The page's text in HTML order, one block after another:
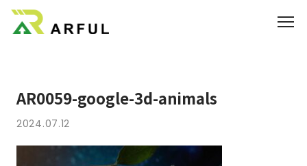
AR0059-google-3d-animals
2024.07.12
料金